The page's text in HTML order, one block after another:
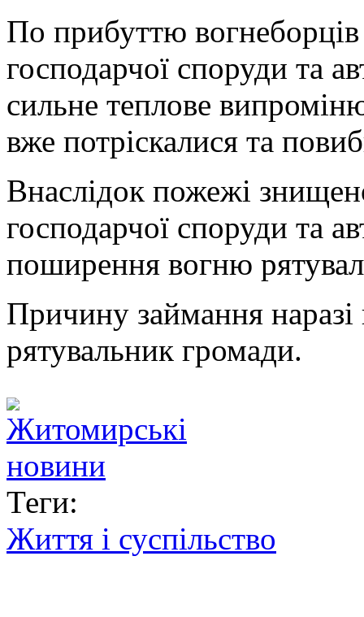
По прибуттю вогнеборців
господарчої споруди та
сильне теплове
вже потріскалися та
Внаслідок пожежі
господарчої споруди та
поширення вогню
Причину займання
рятувальник громади.
Теги:
Життя і суспільство